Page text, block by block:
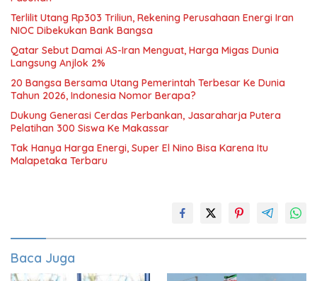
Terlilit Utang Rp303 Triliun, Rekening Perusahaan Energi Iran
NIOC Dibekukan Bank Bangsa
Qatar Sebut Damai AS-Iran Menguat, Harga Migas Dunia
Langsung Anjlok 2%
20 Bangsa Bersama Utang Pemerintah Terbesar Ke Dunia
Tahun 2026, Indonesia Nomor Berapa?
Dukung Generasi Cerdas Perbankan, Jasaraharja Putera
Pelatihan 300 Siswa Ke Makassar
Tak Hanya Harga Energi, Super El Nino Bisa Karena Itu
Malapetaka Terbaru
Baca Juga